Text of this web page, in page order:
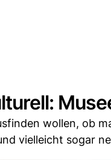
wollen, ob
vielleicht sogar